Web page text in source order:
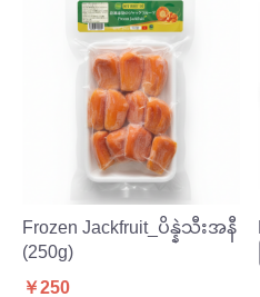
Frozen Jackfruit_ပိန္နဲသီးအနီ
(250g)
￥250